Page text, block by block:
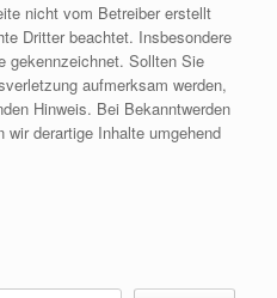
nicht vom Betreiber erstellt
Dritter beachtet. Insbesondere
gekennzeichnet. Sollten Sie
aufmerksam werden,
Hinweis. Bei Bekanntwerden
derartige Inhalte umgehend